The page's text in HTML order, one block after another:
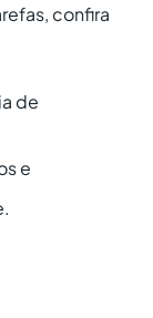
confira
de
e